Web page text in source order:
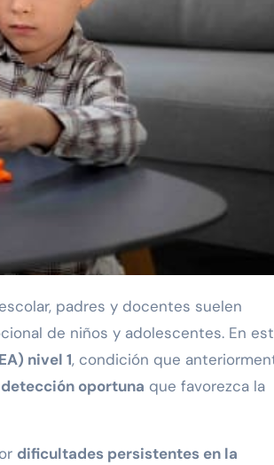
de niños y adolescentes. En
nivel 1, condición que
detección oportuna que favorezca la
dificultades persistentes en la